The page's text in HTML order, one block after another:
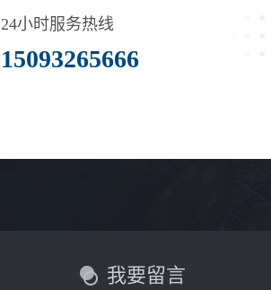
24小时服务热线
15093265666
我要留言